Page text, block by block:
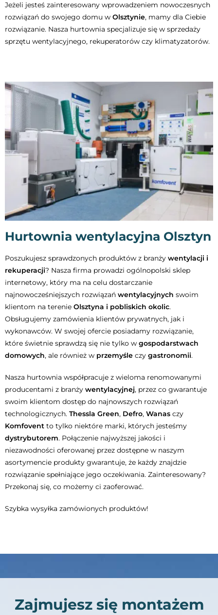
Jeżeli jesteś zainteresowany wprowadzeniem nowoczesnych
rozwiązań do swojego domu w Olsztynie, mamy dla Ciebie
rozwiązanie. Nasza hurtownia specjalizuje się w sprzedaży
sprzętu wentylacyjnego, rekuperatorów czy klimatyzatorów.
Hurtownia wentylacyjna Olsztyn
Poszukujesz sprawdzonych produktów z branży wentylacji i
rekuperacji? Nasza firma prowadzi ogólnopolski sklep
internetowy, który ma na celu dostarczanie
najnowocześniejszych rozwiązań wentylacyjnych swoim
klientom na terenie Olsztyna i pobliskich okolic.
Obsługujemy zamówienia klientów prywatnych, jak i
wykonawców. W swojej ofercie posiadamy rozwiązanie,
które świetnie sprawdzą się nie tylko w gospodarstwach
domowych, ale również w przemyśle czy gastronomii.
Nasza hurtownia współpracuje z wieloma renomowanymi
producentami z branży wentylacyjnej, przez co gwarantuje
swoim klientom dostęp do najnowszych rozwiązań
technologicznych. Thessla Green, Defro, Wanas czy
Komfovent to tylko niektóre marki, których jesteśmy
dystrybutorem. Połączenie najwyższej jakości i
niezawodności oferowanej przez dostępne w naszym
asortymencie produkty gwarantuje, że każdy znajdzie
rozwiązanie spełniające jego oczekiwania. Zainteresowany?
Przekonaj się, co możemy ci zaoferować.
Szybka wysyłka zamówionych produktów!
Zajmujesz się montażem